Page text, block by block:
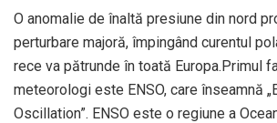
O anomalie de înaltă presiune din nord
perturbare majoră, împingând curentul
rece va pătrunde în toată Europa.Primul
meteorologi este ENSO, care înseamnă
Oscillation”. ENSO este o regiune a